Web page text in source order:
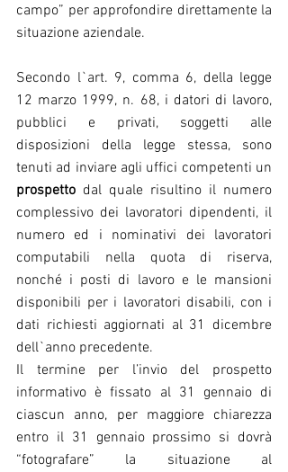
campo” per approfondire direttamente la
situazione aziendale.
Secondo l`art. 9, comma 6, della legge
12 marzo 1999, n. 68, i datori di lavoro,
pubblici e privati, soggetti alle
disposizioni della legge stessa, sono
prospetto dal quale risultino il numero
complessivo dei lavoratori dipendenti, il
numero ed i nominativi dei lavoratori
computabili nella quota di riserva,
nonché i posti di lavoro e le mansioni
disponibili per i lavoratori disabili, con i
dati richiesti aggiornati al 31 dicembre
dell`anno precedente.
Il termine per l’invio del prospetto
informativo è fissato al 31 gennaio di
ciascun anno, per maggiore chiarezza
entro il 31 gennaio prossimo si dovrà
“fotografare” la situazione al